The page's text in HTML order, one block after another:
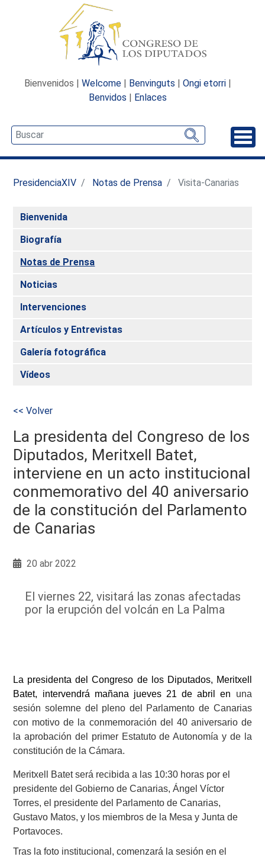
Bienvenidos | Welcome | Benvinguts | Ongi etorri |
Benvidos | Enlaces
PresidenciaXIV Notas de Prensa Visita-Canarias
Bienvenida
Biografía
Notas de Prensa
Noticias
Intervenciones
Artículos y Entrevistas
Galería fotográfica
Vídeos
<< Volver
La presidenta del Congreso de los
Diputados, Meritxell Batet,
interviene en un acto institucional
conmemorativo del 40 aniversario
de la constitución del Parlamento
de Canarias
20 abr 2022
El viernes 22, visitará las zonas afectadas
por la erupción del volcán en La Palma
La presidenta del Congreso de los Diputados, Meritxell
Batet, intervendrá mañana jueves 21 de abril en una
sesión solemne del pleno del Parlamento de Canarias
con motivo de la conmemoración del 40 aniversario de
la aprobación del primer Estatuto de Autonomía y de la
constitución de la Cámara.
Meritxell Batet será recibida a las 10:30 horas por el
presidente del Gobierno de Canarias, Ángel Víctor
Torres, el presidente del Parlamento de Canarias,
Gustavo Matos, y los miembros de la Mesa y Junta de
Portavoces.
Tras la foto institucional, comenzará la sesión en el